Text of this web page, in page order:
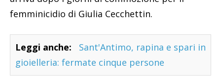
femminicidio di Giulia Cecchettin.
Leggi anche:
Sant'Antimo, rapina e spari in
gioielleria: fermate cinque persone